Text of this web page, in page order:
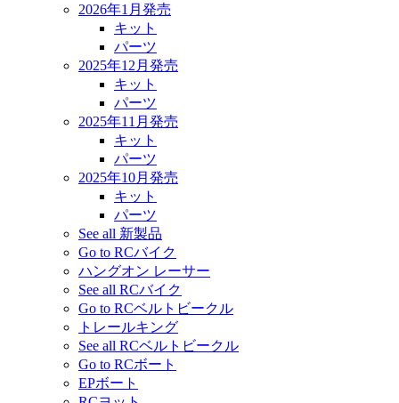
2026年1月発売
キット
パーツ
2025年12月発売
キット
パーツ
2025年11月発売
キット
パーツ
2025年10月発売
キット
パーツ
See all 新製品
Go to RCバイク
ハングオン レーサー
See all RCバイク
Go to RCベルトビークル
トレールキング
See all RCベルトビークル
Go to RCボート
EPボート